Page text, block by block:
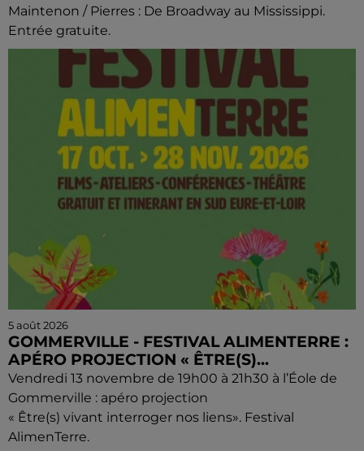
Maintenon / Pierres : De Broadway au Mississippi.
Entrée gratuite.
5 août 2026
GOMMERVILLE - FESTIVAL ALIMENTERRE :
APÉRO PROJECTION « ÊTRE(S)...
Vendredi 13 novembre de 19h00 à 21h30 à l’Éole de
Gommerville : apéro projection
« Être(s) vivant interroger nos liens». Festival
AlimenTerre.